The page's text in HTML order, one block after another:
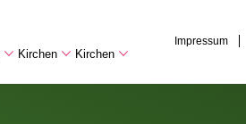
Kirchen Kirchen
Impressum